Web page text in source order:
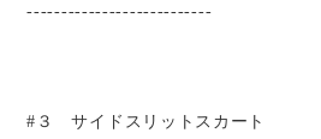
---------------------------
#３ サイドスリットスカート